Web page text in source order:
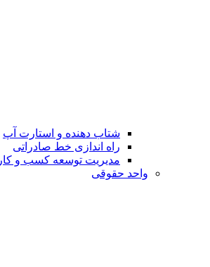
شتاب دهنده و استارت آپ
راه اندازی خط صادراتی
مدیریت توسعه کسب و کار
واحد حقوقی